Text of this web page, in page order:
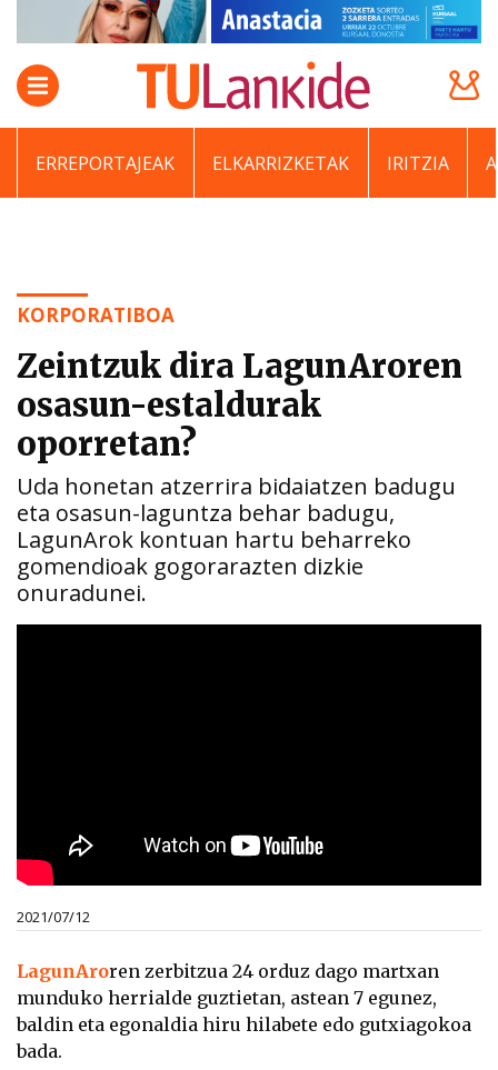
ERREPORTAJEAK ELKARRIZKETAK IRITZIA
KORPORATIBOA
Zeintzuk dira LagunAroren
osasun-estaldurak
oporretan?
Uda honetan atzerrira bidaiatzen badugu
eta osasun-laguntza behar badugu,
LagunArok kontuan hartu beharreko
gomendioak gogorarazten dizkie
onuradunei.
2021/07/12
LagunAroren zerbitzua 24 orduz dago martxan
munduko herrialde guztietan, astean 7 egunez,
baldin eta egonaldia hiru hilabete edo gutxiagokoa
bada.